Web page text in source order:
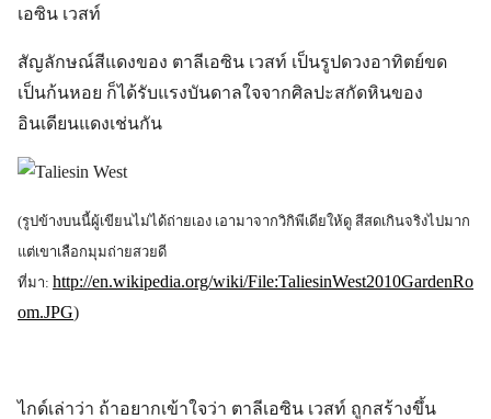
เอซิน เวสท์
สัญลักษณ์สีแดงของ ตาลีเอซิน เวสท์ เป็นรูปดวงอาทิตย์ขด
เป็นก้นหอย ก็ได้รับแรงบันดาลใจจากศิลปะสกัดหินของ
อินเดียนแดงเช่นกัน
(รูปข้างบนนี้ผู้เขียนไม่ได้ถ่ายเอง เอามาจากวิกิพีเดียให้ดู สีสดเกินจริงไปมาก
แต่เขาเลือกมุมถ่ายสวยดี
ที่มา: http://en.wikipedia.org/wiki/File:TaliesinWest2010GardenRo
om.JPG)
ไกด์เล่าว่า ถ้าอยากเข้าใจว่า ตาลีเอซิน เวสท์ ถูกสร้างขึ้น